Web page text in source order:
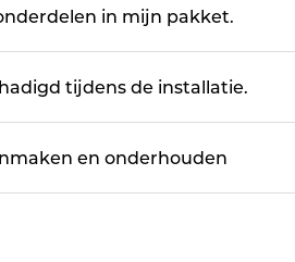
in mijn pakket.
tijdens de installatie.
en onderhouden